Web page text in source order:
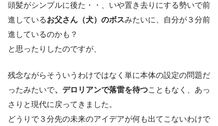
頭髪がシンプルに後た・・、いや置き去りにする勢いで前
進しているお父さん（犬）のボスみたいに、自分が３分前
進しているのかも？
と思ったりしたのですが、
残念ながらそういうわけではなく単に本体の設定の問題だ
ったみたいで、デロリアンで落雷を待つこともなく、あっ
さりと現代に戻ってきました。
どうりで３分先の未来のアイデアが何も出てこないわけで